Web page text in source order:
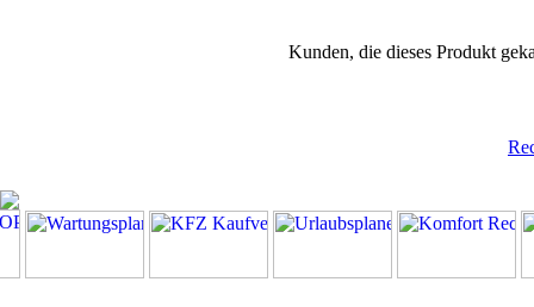
Kunden, die dieses Produkt